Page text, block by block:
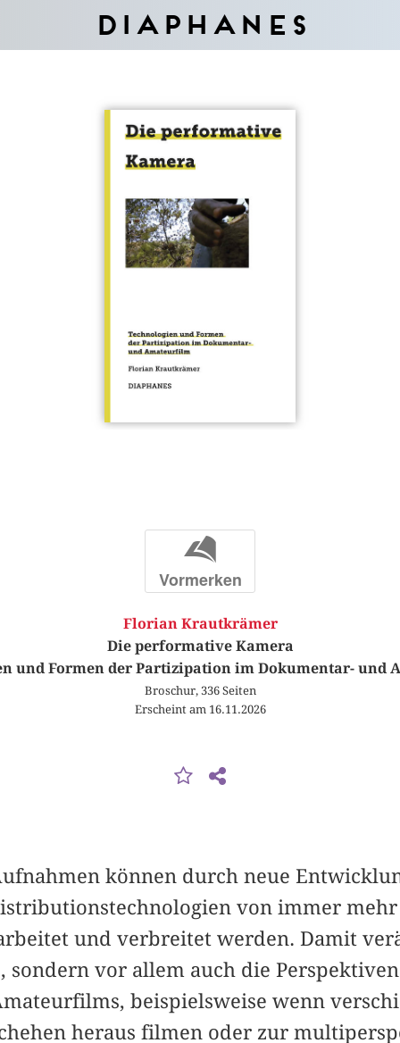
Diaphanes
b
Vormerken
Florian Krautkrämer
Die performative Kamera
und Formen der Partizipation im Dokumentar- und
Broschur, 336 Seiten
Erscheint am 16.11.2026
können durch neue
von immer mehr
und verbreitet werden. Damit
sondern vor allem auch die
beispielsweise wenn
heraus filmen oder zur